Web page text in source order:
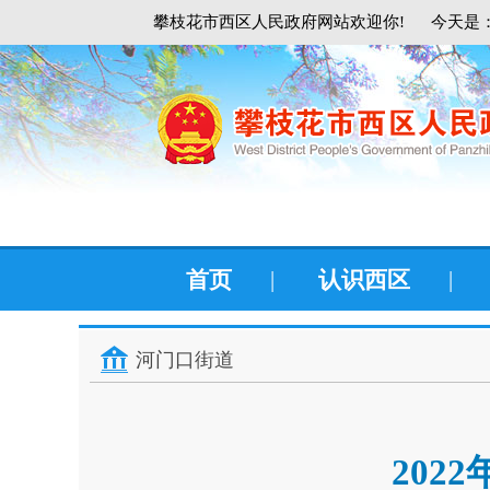
攀枝花市西区人民政府网站欢迎你! 今天是
首页 | 认识西区 |
河门口街道
2022